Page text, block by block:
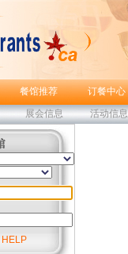
餐馆推荐 订餐中心
展会信息 活动信息
HELP